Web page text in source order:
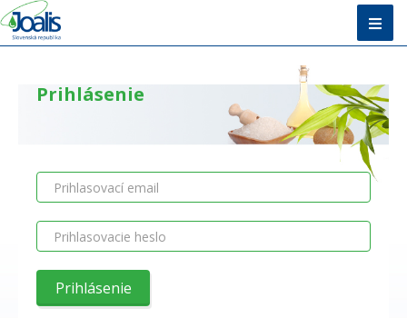
Metóda
Vzdelávanie
O nás + Kontakty
Poradňa
Prihlásenie